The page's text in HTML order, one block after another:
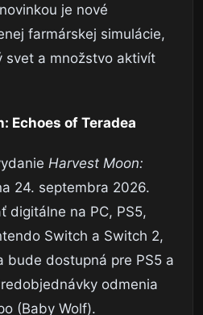
je nové
farmárskej simulácie,
svet a množstvo aktivít
Echoes of Teradea
Harvest Moon:
24. septembra 2026.
digitálne na PC, PS5,
Switch a Switch 2,
bude dostupná pre PS5 a
odmenia
(Baby Wolf).